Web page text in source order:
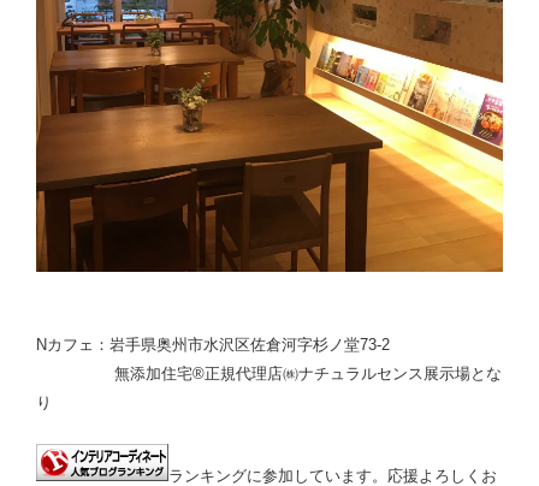
Nカフェ：岩手県奥州市水沢区佐倉河字杉ノ堂73-2
無添加住宅®正規代理店㈱ナチュラルセンス展示場とな
り
ランキングに参加しています。応援よろしくお